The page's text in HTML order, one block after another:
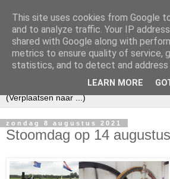
zondag 8 augustus 2021
Stoomdag op 14 augustus
This site uses cookies from Google
and to analyze traffic. Your IP
shared with Google along with
metrics to ensure quality of service,
statistics, and to detect and address
LEARN MORE